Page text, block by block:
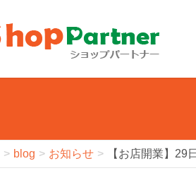
blog お知らせ 【お店開業】29